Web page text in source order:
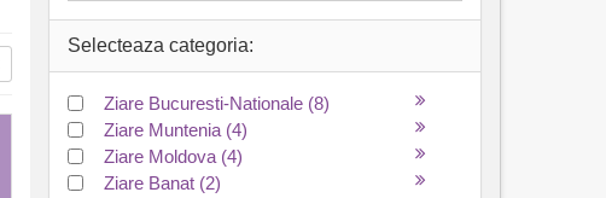
Selecteaza categoria:
Ziare Bucuresti-Nationale (8)
Ziare Muntenia (4)
Ziare Moldova (4)
Ziare Banat (2)